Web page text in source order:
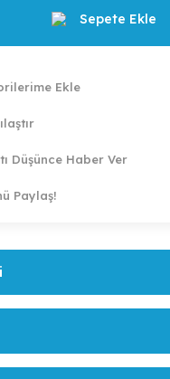
Sepete Ekle
Düşünce Haber Ver
Paylaş!